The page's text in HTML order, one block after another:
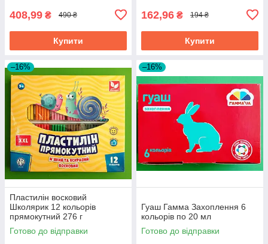
408,99 ₴ 490 ₴
Купити
162,96 ₴ 194 ₴
Купити
–16%
Пластилін восковий
Школярик 12 кольорів
прямокутний 276 г
Готово до відправки
–16%
Гуаш Гамма Захоплення 6
кольорів по 20 мл
Готово до відправки